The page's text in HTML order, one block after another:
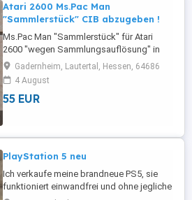
Atari 2600 Ms.Pac Man
"Sammlerstück" CIB abzugeben !
Ms.Pac Man "Sammlerstück" für Atari
2600 "wegen Sammlungsauflösung" in
OVB mit Bed. Anleitung,für 55,-
incl.vers.Versand abzugeben ! Zustand
siehe Bilder,Spiel läuft
einwandfrei,Bed.Anleitung einwandfrei !
Ausschluss jeglicher ...
Gadernheim, Lautertal, Hessen, 64686
4 August
55 EUR
PlayStation 5 neu
Ich verkaufe meine brandneue PS5, sie
funktioniert einwandfrei und ohne jegliche